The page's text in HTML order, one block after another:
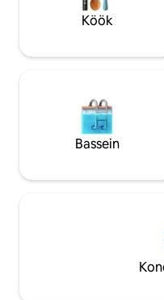
väljas saab telkida # Majas
Köök
Bassein